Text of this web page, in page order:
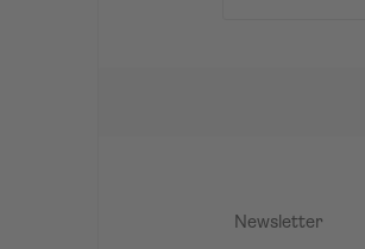
Newsletter